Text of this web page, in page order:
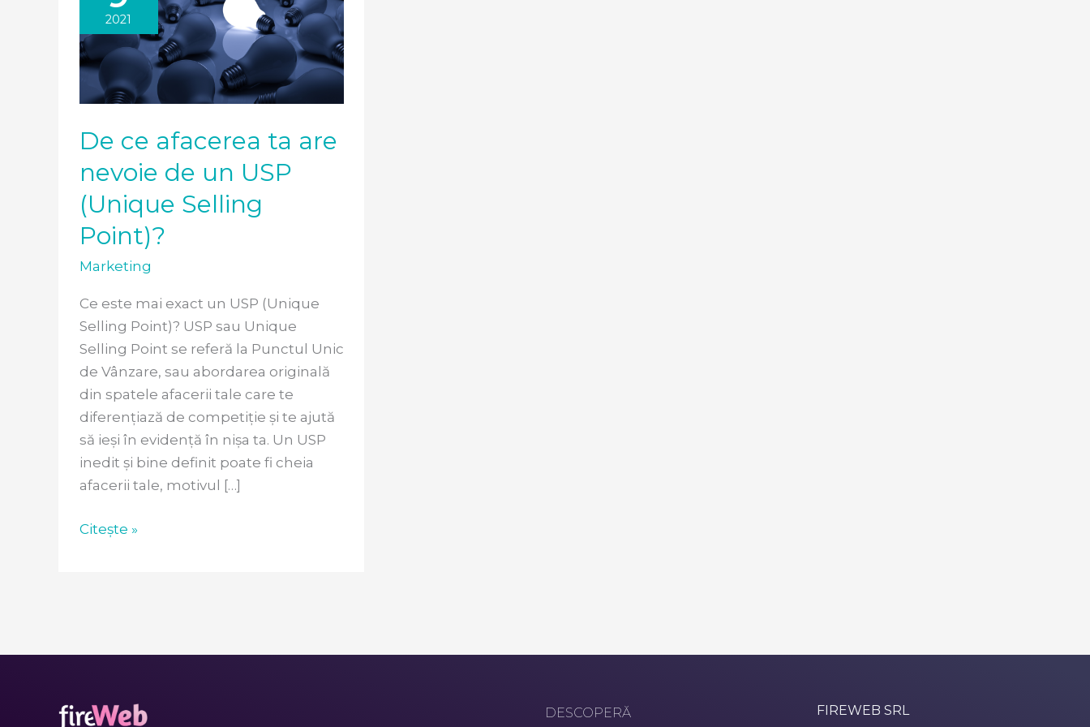
2021
De ce afacerea ta are
nevoie de un USP
(Unique Selling
Point)?
Marketing
Ce este mai exact un USP (Unique
Selling Point)? USP sau Unique
Selling Point se referă la Punctul Unic
de Vânzare, sau abordarea originală
din spatele afacerii tale care te
diferențiază de competiție și te ajută
să ieși în evidență în nișa ta. Un USP
inedit și bine definit poate fi cheia
afacerii tale, motivul […]
afacerea
ta
are
nevoie
de
USP
(Unique
Selling
Point)?
Citește »
DESCOPERĂ
FIREWEB SRL